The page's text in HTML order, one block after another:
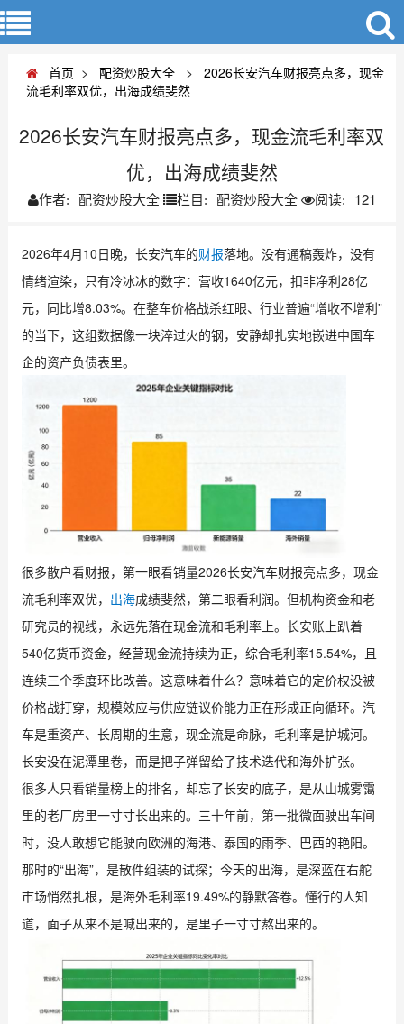
首页 > 配资炒股大全 >
2026长安汽车财报亮点多，现金
流毛利率双优，出海成绩斐然
2026长安汽车财报亮点多，现金流毛利率双
优，出海成绩斐然
作者: 配资炒股大全 栏目: 配资炒股大全 阅读: 121
2026年4月10日晚，长安汽车的财报落地。没有通稿轰炸，没有
情绪渲染，只有冷冰冰的数字：营收1640亿元，扣非净利28亿
元，同比增8.03%。在整车价格战杀红眼、行业普遍“增收不增利”
的当下，这组数据像一块淬过火的钢，安静却扎实地嵌进中国车
企的资产负债表里。
很多散户看财报，第一眼看销量2026长安汽车财报亮点多，现金
流毛利率双优， 出海成绩斐然，第二眼看利润。但机构资金和老
研究员的视线，永远先落在现金流和毛利率上。长安账上趴着
540亿货币资金，经营现金流持续为正，综合毛利率15.54%，且
连续三个季度环比改善。这意味着什么？意味着它的定价权没被
价格战打穿，规模效应与供应链议价能力正在形成正向循环。汽
车是重资产、长周期的生意，现金流是命脉，毛利率是护城河。
长安没在泥潭里卷，而是把子弹留给了技术迭代和海外扩张。
很多人只看销量榜上的排名，却忘了长安的底子，是从山城雾霭
里的老厂房里一寸寸长出来的。三十年前，第一批微面驶出车间
时，没人敢想它能驶向欧洲的海港、泰国的雨季、巴西的艳阳。
那时的“出海”，是散件组装的试探；今天的出海，是深蓝在右舵
市场悄然扎根，是海外毛利率19.49%的静默答卷。懂行的人知
道，面子从来不是喊出来的，是里子一寸寸熬出来的。